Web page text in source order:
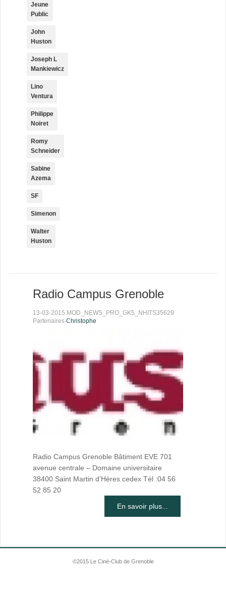
Jeune
Public
John
Huston
Joseph L
Mankiewicz
Lino
Ventura
Philippe
Noiret
Romy
Schneider
Sabine
Azema
SF
Simenon
Walter
Huston
Radio Campus Grenoble
13-03-2015 MOD_NEWS_PRO_GK5_NHITS35629
Partenaires Christophe
Radio Campus Grenoble Bâtiment EVE 701
avenue centrale – Domaine universitaire
38400 Saint Martin d’Hères cedex Tél :04 56
52 85 20
En savoir plus...
©2015 Le Ciné-Club de Grenoble